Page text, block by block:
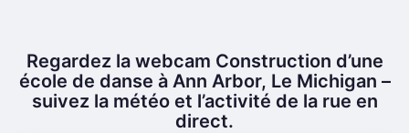
Regardez la webcam Construction d’une
école de danse à Ann Arbor, Le Michigan –
suivez la météo et l’activité de la rue en
direct.